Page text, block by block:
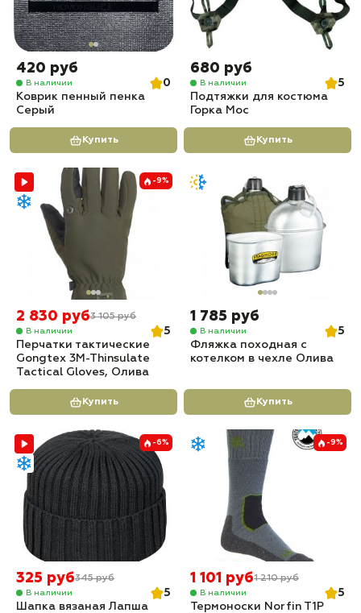
420 руб
В наличии
0
Коврик пенный пенка
Серый
Купить
680 руб
В наличии
5
Подтяжки для костюма
Горка Мос
Купить
-9%
2 830 руб3 105 руб
В наличии
5
Перчатки тактические
Gongtex 3M-Thinsulate
Tactical Gloves, Олива
Купить
1 785 руб
В наличии
5
Фляжка походная с
котелком в чехле Олива
Купить
-6%
325 руб345 руб
В наличии
5
Шапка вязаная Лапша
-9%
1 101 руб1 210 руб
В наличии
5
Термоноски Norfin T1P